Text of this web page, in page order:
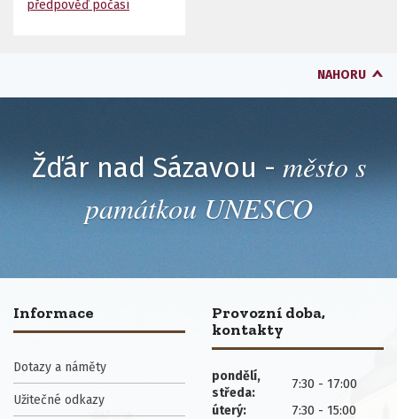
předpověď počasí
NAHORU
Žďár nad Sázavou - město s
památkou UNESCO
Informace
Dotazy a náměty
Užitečné odkazy
Provozní doba,
kontakty
pondělí,
středa:
7:30 - 17:00
úterý: 7:30 - 15:00